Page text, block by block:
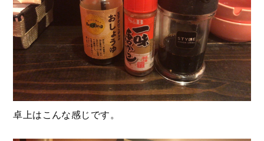
卓上はこんな感じです。